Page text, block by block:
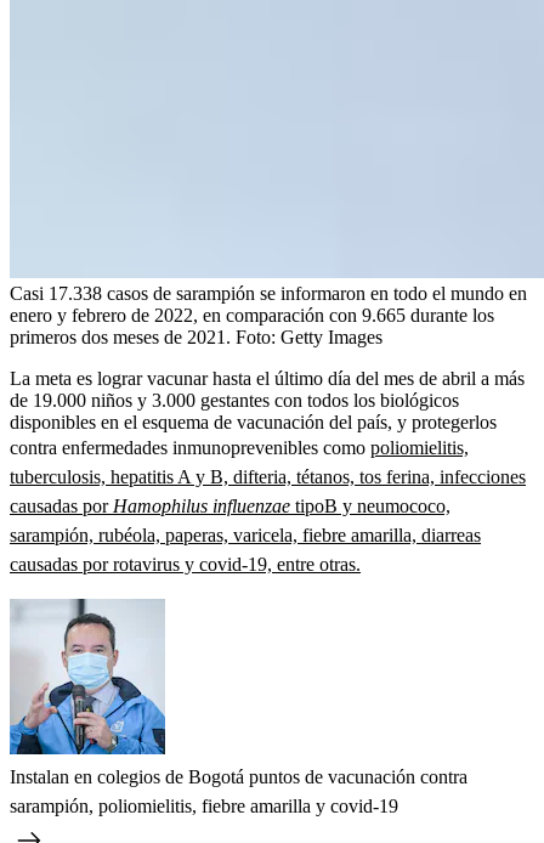
Casi 17.338 casos de sarampión se informaron en todo el mundo en
enero y febrero de 2022, en comparación con 9.665 durante los
primeros dos meses de 2021. Foto: Getty Images
La meta es lograr vacunar hasta el último día del mes de abril a más
de 19.000 niños y 3.000 gestantes con todos los biológicos
disponibles en el esquema de vacunación del país, y protegerlos
contra enfermedades inmunoprevenibles como poliomielitis,
tuberculosis, hepatitis A y B, difteria, tétanos, tos ferina, infecciones
causadas por Hamophilus influenzae tipoB y neumococo,
sarampión, rubéola, paperas, varicela, fiebre amarilla, diarreas
causadas por rotavirus y covid-19, entre otras.
Instalan en colegios de Bogotá puntos de vacunación contra
sarampión, poliomielitis, fiebre amarilla y covid-19